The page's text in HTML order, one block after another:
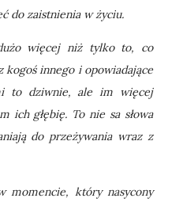
do zaistnienia w życiu.
więcej niż tylko to, co
kogoś innego i opowiadające
to dziwnie, ale im więcej
ich głębię. To nie sa słowa
do przeżywania wraz z
momencie, który nasycony